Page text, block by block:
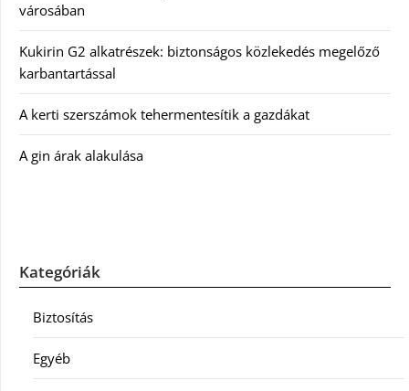
városában
Kukirin G2 alkatrészek: biztonságos közlekedés megelőző
karbantartással
A kerti szerszámok tehermentesítik a gazdákat
A gin árak alakulása
Kategóriák
Biztosítás
Egyéb